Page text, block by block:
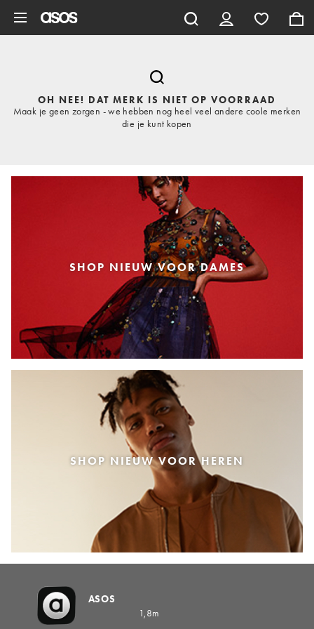
OH NEE! DAT MERK IS NIET OP VOORRAAD
Maak je geen zorgen - we hebben nog heel veel andere coole merken
die je kunt kopen
SHOP NIEUW VOOR DAMES
SHOP NIEUW VOOR HEREN
ASOS
1,8m